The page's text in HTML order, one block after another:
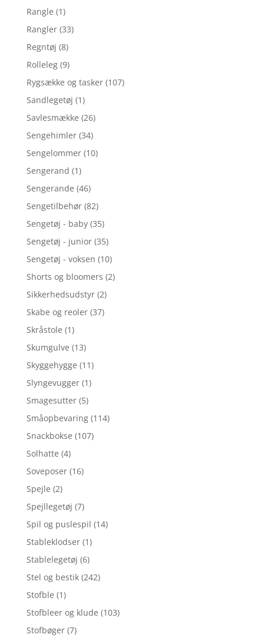
Rangle (1)
Rangler (33)
Regntøj (8)
Rolleleg (9)
Rygsække og tasker (107)
Sandlegetøj (1)
Savlesmække (26)
Sengehimler (34)
Sengelommer (10)
Sengerand (1)
Sengerande (46)
Sengetilbehør (82)
Sengetøj - baby (35)
Sengetøj - junior (35)
Sengetøj - voksen (10)
Shorts og bloomers (2)
Sikkerhedsudstyr (2)
Skabe og reoler (37)
Skråstole (1)
Skumgulve (13)
Skyggehygge (11)
Slyngevugger (1)
Smagesutter (5)
Småopbevaring (114)
Snackbokse (107)
Solhatte (4)
Soveposer (16)
Spejle (2)
Spejllegetøj (7)
Spil og puslespil (14)
Stableklodser (1)
Stablelegetøj (6)
Stel og bestik (242)
Stofble (1)
Stofbleer og klude (103)
Stofbøger (7)